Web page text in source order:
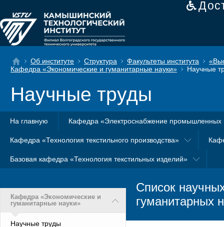
Об институте Структура Факультеты института
Кафедра «Экономические и гуманитарные науки»
Научные
Научные труды
На главную Кафедра «Электроснабжение промышленных
Кафедра «Технология текстильного производства»
Базовая кафедра «Технология текстильных изделий»
Кафедра «Экономические и
гуманитарные науки»
Научные труды
Список
гуманитарных